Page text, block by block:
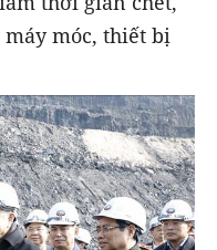
móc, thiết bị